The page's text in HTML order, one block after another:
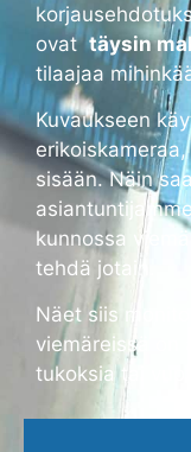
ovat täysin
tilaajaa
Kuvaukseen
sisään. Näin
kunnossa
tehdä jotain.
Näet siis
viemäreissä on
tukoksia tai